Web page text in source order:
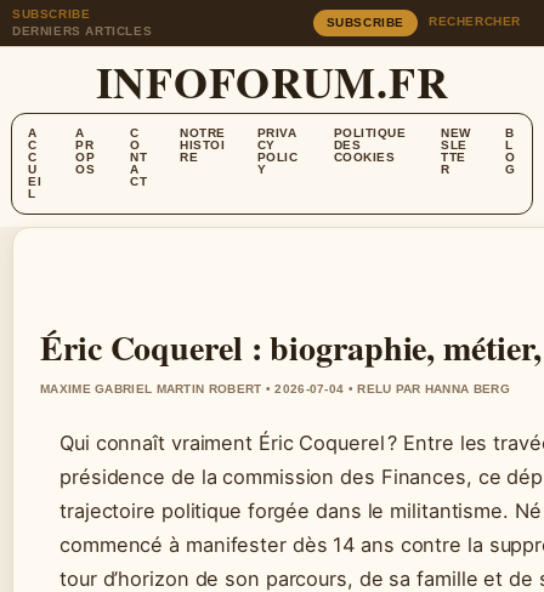
SUBSCRIBE
DERNIERS ARTICLES
SUBSCRIBE RECHERCHER
INFOFORUM.FR
A
C
C
U
EI
L
A
PR
OP
OS
C
O
NT
A
CT
NOTRE
HISTOI
RE
PRIVA
CY
POLIC
Y
POLITIQUE
DES
COOKIES
NEW
SLE
TTE
R
B
L
O
G
Éric Coquerel : biographie,
MAXIME GABRIEL MARTIN ROBERT • 2026-07-04 • RELU PAR HANNA BERG
Qui connaît vraiment Éric Coquerel ? Entre les
présidence de la commission des Finances, ce
trajectoire politique forgée dans le militantisme.
commencé à manifester dès 14 ans contre la
tour d’horizon de son parcours, de sa famille et de